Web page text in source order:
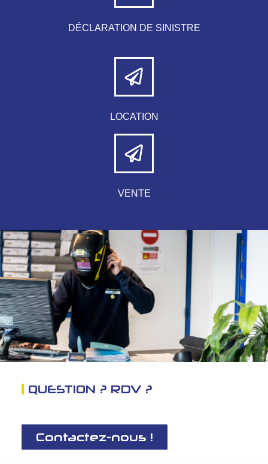
DÉCLARATION DE SINISTRE
LOCATION
VENTE
QUESTION ? RDV ?
Contactez-nous !